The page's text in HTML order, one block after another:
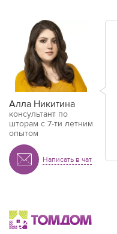
Алла Никитина
консультант по
шторам с 7-ти летним
опытом
Написать в чат